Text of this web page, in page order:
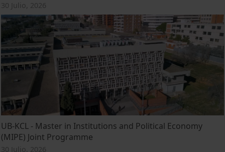
30 Julio, 2026
UB-KCL - Master in Institutions and Political Economy
(MIPE) Joint Programme
30 Julio, 2026